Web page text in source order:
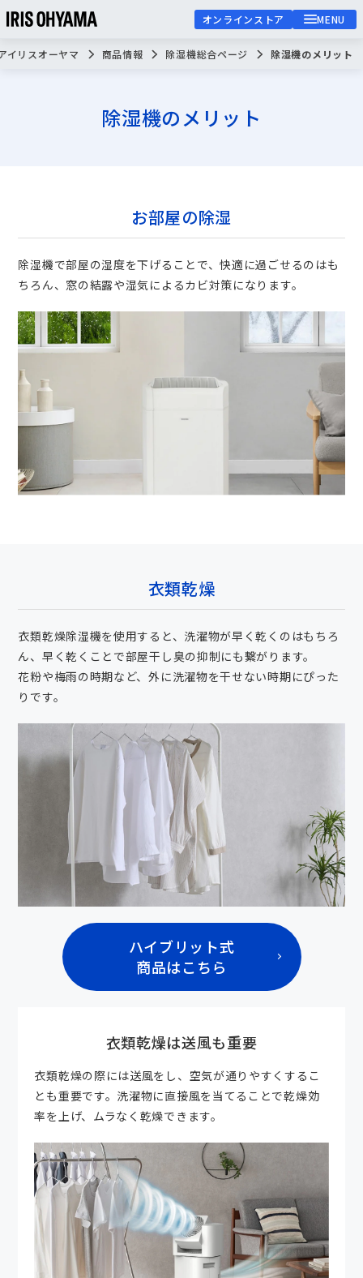
オンラインストア MENU
イリスオーヤマ 商品情報 除湿機総合ページ 除湿機のメリット
除湿機のメリット
お部屋の除湿
除湿機で部屋の湿度を下げることで、快適に過ごせるのはも
ちろん、窓の結露や湿気によるカビ対策になります。
衣類乾燥
衣類乾燥除湿機を使用すると、洗濯物が早く乾くのはもちろ
ん、早く乾くことで部屋干し臭の抑制にも繋がります。
花粉や梅雨の時期など、外に洗濯物を干せない時期にぴった
りです。
ハイブリット式
商品はこちら
衣類乾燥は送風も重要
衣類乾燥の際には送風をし、空気が通りやすくするこ
とも重要です。洗濯物に直接風を当てることで乾燥効
率を上げ、ムラなく乾燥できます。